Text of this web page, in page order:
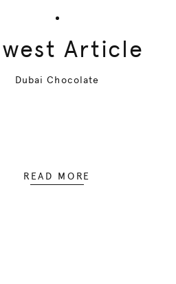
Article
Dubai Chocolate
READ MORE